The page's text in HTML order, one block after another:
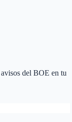
del BOE en tu